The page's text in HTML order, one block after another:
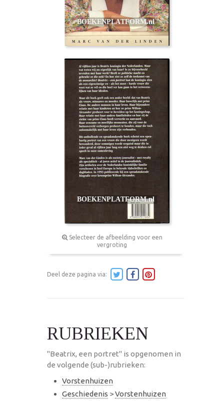
Selecteer de afbeelding voor een
vergroting
Deel deze pagina via:
RUBRIEKEN
"Beatrix, een portret" is opgenomen in
de volgende (sub-)rubrieken:
Vorstenhuizen
Geschiedenis >Vorstenhuizen